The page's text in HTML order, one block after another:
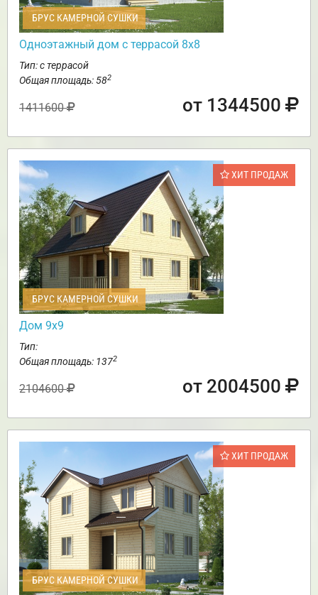
БРУС КАМЕРНОЙ СУШКИ
Одноэтажный дом с террасой 8х8
Тип: с террасой
Общая площадь: 582
1411600 от 1344500
ХИТ ПРОДАЖ
БРУС КАМЕРНОЙ СУШКИ
Дом 9х9
Тип:
Общая площадь: 1372
2104600 от 2004500
ХИТ ПРОДАЖ
БРУС КАМЕРНОЙ СУШКИ